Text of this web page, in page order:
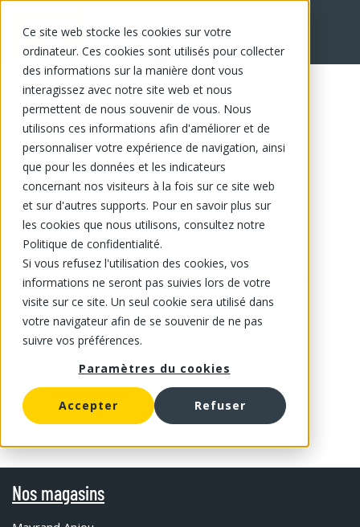
Ce site web stocke les cookies sur votre
ordinateur. Ces cookies sont utilisés pour collecter
des informations sur la manière dont vous
interagissez avec notre site web et nous
permettent de nous souvenir de vous. Nous
utilisons ces informations afin d'améliorer et de
personnaliser votre expérience de navigation, ainsi
que pour les données et les indicateurs
concernant nos visiteurs à la fois sur ce site web
et sur d'autres supports. Pour en savoir plus sur
les cookies que nous utilisons, consultez notre
Politique de confidentialité.
Si vous refusez l'utilisation des cookies, vos
informations ne seront pas suivies lors de votre
visite sur ce site. Un seul cookie sera utilisé dans
votre navigateur afin de se souvenir de ne pas
suivre vos préférences.
Paramètres du cookies
Accepter Refuser
Ce produit n'est plus disponible.
Nos magasins